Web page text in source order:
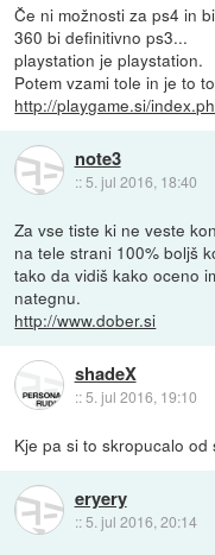
Če ni možnosti za ps4 in
360 bi definitivno ps3...
playstation je playstation.
Potem vzami tole in je to
http://playgame.si/
note3
:: 5. jul 2016, 18:40
Za vse tiste ki ne veste
na tele strani 100% boljš
tako da vidiš kako oceno
nategnu.
http://www.dober.si
shadeX
::5. jul 2016, 19:10
Kje pa si to skropucalo od
eryery
:: 5. jul 2016, 20:14